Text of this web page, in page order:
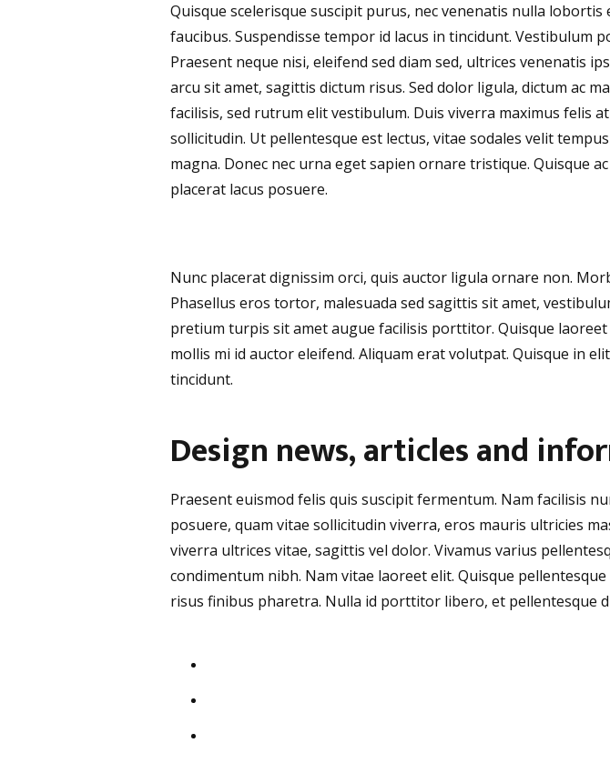
Quisque scelerisque suscipit purus, nec venenatis nulla
faucibus. Suspendisse tempor id lacus in tincidunt. Vestibulum
Praesent neque nisi, eleifend sed diam sed, ultrices venenatis
arcu sit amet, sagittis dictum risus. Sed dolor ligula, dictum ac
facilisis, sed rutrum elit vestibulum. Duis viverra maximus felis
sollicitudin. Ut pellentesque est lectus, vitae sodales velit
magna. Donec nec urna eget sapien ornare tristique. Quisque
placerat lacus posuere.
Nunc placerat dignissim orci, quis auctor ligula ornare non.
Phasellus eros tortor, malesuada sed sagittis sit amet,
pretium turpis sit amet augue facilisis porttitor. Quisque
mollis mi id auctor eleifend. Aliquam erat volutpat. Quisque in
tincidunt.
Design news, articles and
Praesent euismod felis quis suscipit fermentum. Nam facilisis
posuere, quam vitae sollicitudin viverra, eros mauris ultricies
viverra ultrices vitae, sagittis vel dolor. Vivamus varius
condimentum nibh. Nam vitae laoreet elit. Quisque
risus finibus pharetra. Nulla id porttitor libero, et pellentesque